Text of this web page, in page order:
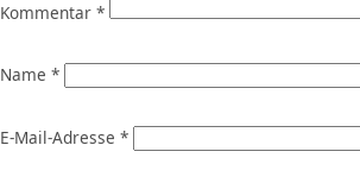
Kommentar *
Name *
E-Mail-Adresse *